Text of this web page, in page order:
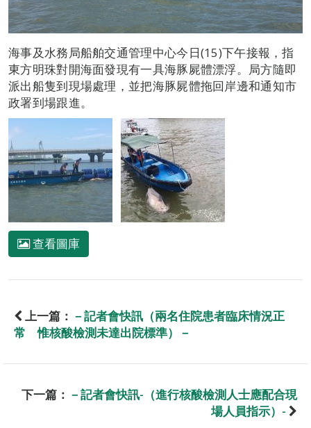
海事及水務局船舶交通管理中心今日(15)下午接報，指
東方明珠對開海面發現有一具海豚屍體漂浮。局方隨即
派出船隻到現場處理，並把海豚屍體拖回岸邊和通知市
政署到場跟進。
查看圖庫
上一篇： －記者會快訊（兩名住院患者臨床情況正
常 惟核酸檢測未達出院標準）－
下一篇： －記者會快訊-（進行核酸檢測人士應配合現
場人員指示）-